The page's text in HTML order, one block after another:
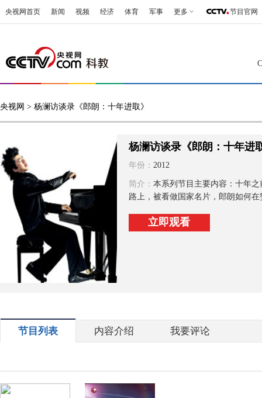
央视网首页 新闻 视频 经济 体育 军事 更多 节目官网
央视网 > 杨澜访谈录《郎朗：十年进取》
杨澜访谈录《郎朗：十年进
年份： 2012
简介： 本系列节目主要内容：十年
路上，被看做国家名片，郎朗如何
立即观看
节目列表 内容介绍 我要评论